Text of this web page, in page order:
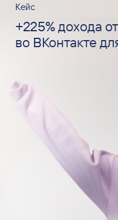
Кейс
+225% дохода
во ВКонтакте